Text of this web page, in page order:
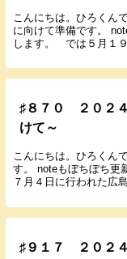
こんにちは。ひろくん
に向けて準備です。
します。 では５月１９
♯８７０ ２０２
けて～
こんにちは。ひろくん
す。 noteもぼちぼち
７月４日に行われた
♯９１７ ２０２